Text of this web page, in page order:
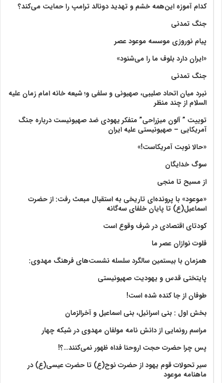
کدام آموزه این‌همه خشم و تهدید دونالد ترامپ را حمایت می‌کند؟
جنگ تمدنی
پیام نوروزی موسسه موعود عصر
«ایران دارد بلوف ما را می‌شنود»
جنگ تمدنی
نبرد میان اتحاد صلیبی، صهیونی و سلفی و؛ شیعه خانه امام زمان علیه
السلام از چند منظر
توییت ” آلون میزراحی” متفکر یهودی ضد صهیونیست درباره جنگ
آمریکایی – صهیونیستی علیه ایران
«حالا نوبت آمریکاست!»
سوگ خدایگان
از مسیح تا منجی
«موعود» با پرونده‌ای تاریخی به استقبال مبعث رفت: از حضرت
اسماعیل(ع) تا پایان خلفای سه‌گانه
کودتای اقتصادی در شرف وقوع است
فلوت نوازان عصر ما
همزمان با بیستمین سالگرد سلسله نشست‌های فرهنگ مهدوی:‌
پایتختی قدس و یهودیت صهیونیستی
طوفان از جا کنده شده است!
بخش اول : بنی اسرائیل، بنی اسماعیل و آخرالزمان
مراسم رونمایی از دانش نامه مولفان مهدوی در شبکه چهار
پس چرا حضرت حجت اروحنا فداه ظهور نمی‌کنند…؟!
سیر تحولات قوم یهود از حضرت نوح(ع) تا حضرت عیسی(ع) در
ماهنامه موعود